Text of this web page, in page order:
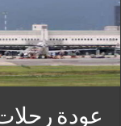
عودة